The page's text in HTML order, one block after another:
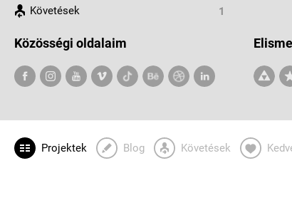
Követések
1
Közösségi oldalaim
Projektek Blog Követések